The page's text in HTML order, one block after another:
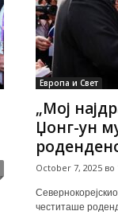
Европа и Свет
„Мој
Џонг-ун
October 7, 2025 во
честиташе